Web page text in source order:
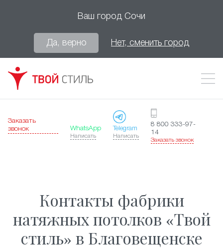
Ваш город Сочи
Да, верно Нет, сменить город
Заказать
звонок
WhatsApp
Написать
Telegram
Написать
8 800 333-97-
14
Заказать звонок
Контакты фабрики
натяжных потолков «Твой
стиль» в Благовещенске